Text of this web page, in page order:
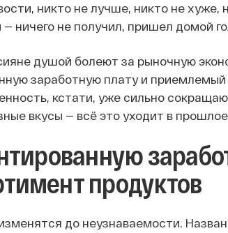
никто не лучше, никто не хуже,
ничего не получил, пришел домой
душой болеют за рыночную
заработную плату и
кстати, уже сильно
вкусы — всё это уходит в
продуктов
до неузнаваемости.